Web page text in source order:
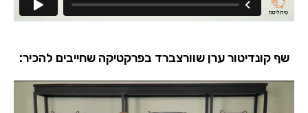
שף קונדיטור ערן שוורצברד בפרקטיקה שחייבים להכיר: